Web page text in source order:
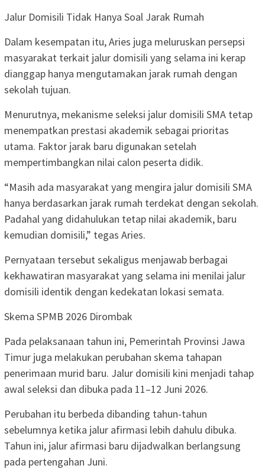
Jalur Domisili Tidak Hanya Soal Jarak Rumah
Dalam kesempatan itu, Aries juga meluruskan persepsi
masyarakat terkait jalur domisili yang selama ini kerap
dianggap hanya mengutamakan jarak rumah dengan
sekolah tujuan.
Menurutnya, mekanisme seleksi jalur domisili SMA tetap
menempatkan prestasi akademik sebagai prioritas
utama. Faktor jarak baru digunakan setelah
mempertimbangkan nilai calon peserta didik.
“Masih ada masyarakat yang mengira jalur domisili SMA
hanya berdasarkan jarak rumah terdekat dengan sekolah.
Padahal yang didahulukan tetap nilai akademik, baru
kemudian domisili,” tegas Aries.
Pernyataan tersebut sekaligus menjawab berbagai
kekhawatiran masyarakat yang selama ini menilai jalur
domisili identik dengan kedekatan lokasi semata.
Skema SPMB 2026 Dirombak
Pada pelaksanaan tahun ini, Pemerintah Provinsi Jawa
Timur juga melakukan perubahan skema tahapan
penerimaan murid baru. Jalur domisili kini menjadi tahap
awal seleksi dan dibuka pada 11–12 Juni 2026.
Perubahan itu berbeda dibanding tahun-tahun
sebelumnya ketika jalur afirmasi lebih dahulu dibuka.
Tahun ini, jalur afirmasi baru dijadwalkan berlangsung
pada pertengahan Juni.